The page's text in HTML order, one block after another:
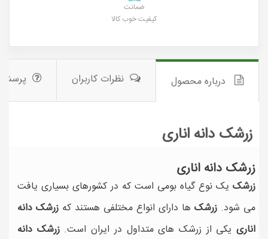
ضمانت
کیفیت خوب کالا
درباره محصول نظرات کاربران
زرشک دانه اناری
زرشک دانه اناری
زرشک یک نوع گیاه بومی است که در کشورهای بسیاری یافت
می شود. زرشک ها دارای انواع مختلفی هستند که زرشک دانه
اناری یکی از زرشک های متداول در ایران است. زرشک دانه